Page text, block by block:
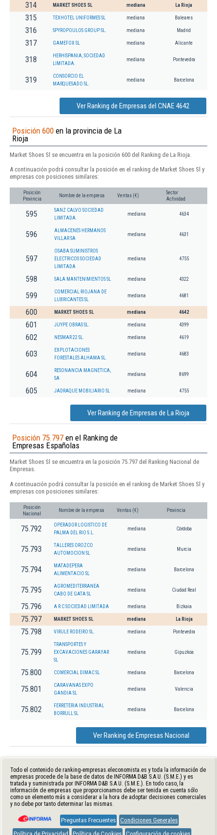
314 MARKET SHOES SL mediana La Rioja
315 TEXHOTEL UNIFORMES SL mediana Baleares
316 SPYROPOULOS GROUP SL. mediana Madrid
317 GAMEFOX SL mediana Alicante
318
HERHISPANIA, SOCIEDAD
LIMITADA.
mediana Pontevedra
319
CONSORCIO EL
MARQUESADO SL.
mediana Barcelona
Ver Ranking de Empresas del CNAE 4642
Posición 600 en la provincia de La
Rioja
Market Shoes Sl se encuentra en la posición 600 del Ranking de La Rioja.
A continuación podrá consultar la posición en el ranking de Market Shoes Sl y
empresas con posiciones similares:
Posición
Provincia
Nombre de la empresa Ventas (€)
Sector
Actividad
595
SANZ CALVO SOCIEDAD
LIMITADA.
mediana 4634
596
ALMACENES HERMANOS
VILLAR SA
mediana 4631
597
OSABA SUMINISTROS
ELECTRICOS SOCIEDAD
LIMITADA
mediana 4755
598 SALA MANTENIMIENTOS SL mediana 4322
599
COMERCIAL RIOJANA DE
LUBRICANTES SL
mediana 4681
600 MARKET SHOES SL mediana 4642
601 JUYPE OBRAS SL. mediana 4399
602 NESMAR 22 SL. mediana 4619
603
EXPLOTACIONES
FORESTALES ALHAMA SL.
mediana 4683
604
RESONANCIA MAGNETICA,
SA
mediana 8699
605 JADRAQUE MOBILIARIO SL mediana 4755
Ver Ranking de Empresas de La Rioja
Posición 75.797 en el Ranking de
Empresas Españolas
Market Shoes Sl se encuentra en la posición 75.797 del Ranking Nacional de
Empresas.
A continuación podrá consultar la posición en el ranking de Market Shoes Sl y
empresas con posiciones similares:
Posición
Nacional
Nombre de la empresa Ventas (€) Provincia
75.792
OPERADOR LOGISTICO DE
PALMA DEL RIO S.L.
mediana Córdoba
75.793
TALLERES OROZCO
AUTOMOCION SL
mediana Murcia
75.794
MATADEPERA
ALIMENTACIO SL
mediana Barcelona
75.795
AGROMEDITERRANEA
CABO DE GATA SL
mediana Ciudad Real
75.796 A R C SOCIEDAD LIMITADA mediana Bizkaia
75.797 MARKET SHOES SL mediana La Rioja
75.798 VIRULE RODEIRO SL. mediana Pontevedra
75.799
TRANSPORTES Y
EXCAVACIONES GARAYAR
SL
mediana Gipuzkoa
75.800 COMERCIAL DIMAC SL mediana Barcelona
75.801
CARAVANAS EXPO
GANDIA SL
mediana Valencia
75.802
FERRETERIA INDUSTRIAL
BORRULL SL
mediana Barcelona
Ver Ranking de Empresas Nacional
Todo el contenido de ranking-empresas.eleconomista.es y toda la información de
empresas procede de la base de datos de INFORMA D&B S.A.U. (S.M.E.) y es
tratada y suministrada por INFORMA D&B S.A.U. (S.M.E.). En todo caso, la
información de empresas que proporcionamos debe ser tenida en cuenta sólo
como un elemento más a considerar a la hora de adoptar decisiones comerciales
y no debe por tanto determinar las mismas.
Preguntas Frecuentes Condiciones Generales